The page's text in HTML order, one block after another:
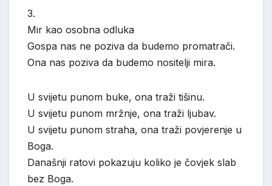
3.
Mir kao osobna odluka
Gospa nas ne poziva da budemo promatrači.
Ona nas poziva da budemo nositelji mira.
U svijetu punom buke, ona traži tišinu.
U svijetu punom mržnje, ona traži ljubav.
U svijetu punom straha, ona traži povjerenje u
Boga.
Današnji ratovi pokazuju koliko je čovjek slab
bez Boga.